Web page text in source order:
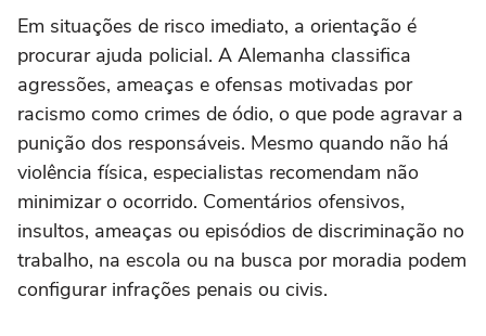
Em situações de risco imediato, a orientação é
procurar ajuda policial. A Alemanha classifica
agressões, ameaças e ofensas motivadas por
racismo como crimes de ódio, o que pode agravar a
punição dos responsáveis. Mesmo quando não há
violência física, especialistas recomendam não
minimizar o ocorrido. Comentários ofensivos,
insultos, ameaças ou episódios de discriminação no
trabalho, na escola ou na busca por moradia podem
configurar infrações penais ou civis.